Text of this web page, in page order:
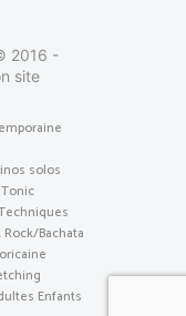
2016 -
site
solos
Rock/Bachata
Enfants